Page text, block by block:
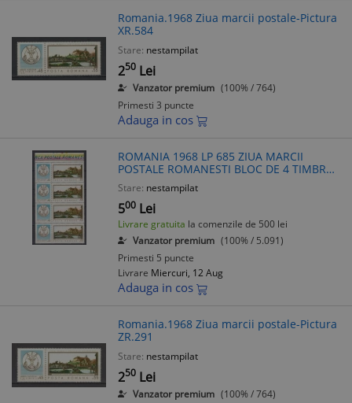
Romania.1968 Ziua marcii postale-Pictura
XR.584
Stare: nestampilat
250 Lei
Vanzator premium (100% / 764)
Primesti 3 puncte
Adauga in cos
ROMANIA 1968 LP 685 ZIUA MARCII
POSTALE ROMANESTI BLOC DE 4 TIMBRE
MNH
Stare: nestampilat
500 Lei
Livrare gratuita la comenzile de 500 lei
Vanzator premium (100% / 5.091)
Primesti 5 puncte
Livrare Miercuri, 12 Aug
Adauga in cos
Romania.1968 Ziua marcii postale-Pictura
ZR.291
Stare: nestampilat
250 Lei
Vanzator premium (100% / 764)